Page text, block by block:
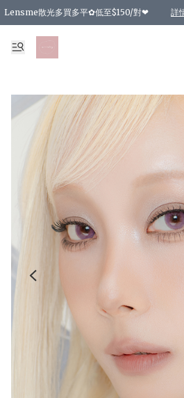
Lensme散光多買多平✿低至$150/對❤ 詳
台灣Karacon⁩✧日拋 特價清貨❁⃘
日本韓國多款日/月拋現貨☼ 特價❤︎數量有限 售完
🇰🇷韓國多款月拋現貨 特價兩對$99✿數量有限
精選商品，任選買2件或以上9 折；買4件或以上
精選商品，任選買2件HKD 140.00；買4件HKD
精選商品，任選買2件HKD 190.00；買4件HKD
精選商品，任選買2件HKD 110.00；買4件HKD
精選商品，任選買2件HKD 170.00；買4件HKD
精選商品，任選買2件或以上減HKD 148.00
精選商品，任選買2件或以上減HKD 148.00
精選商品，任選買2件或以上95 折；買4件或
精選商品，任選買12件或以上87 折
精選商品，任選買2件或以上減HKD 16.00；
精選商品，任選買2件或以上95 折；買4件或
購物滿 HKD 800.00即享免運費優惠！（適用於